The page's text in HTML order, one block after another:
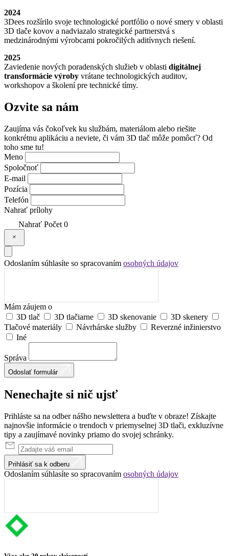
2024
3Dees rozšírilo svoje technologické portfólio o nové smery v oblasti
3D tlače kovov a nadviazalo strategické partnerstvá s
medzinárodnými výrobcami pokročilých aditívnych riešení.
2025
Zaviedenie nových poradenských služieb v oblasti digitálnej
transformácie výroby vrátane technologických auditov,
workshopov a školení pre technické tímy.
Ozvite sa nám
Zaujíma vás čokoľvek ku službám, materiálom alebo riešite
konkrétnu aplikáciu a neviete, či vám 3D tlač môže pomôcť? Od
toho sme tu!
Meno
Spoločnoť
E-mail
Pozícia
Telefón
Nahrať prílohy
Nahrať Počet 0
Odoslaním súhlasíte so spracovaním osobných údajov
Mám záujem o
3D tlač
3D tlačiarne 3D skenovanie
3D skenery
Tlačové materiály
Návrhárske služby
Reverzné inžinierstvo
Iné
Správa
Odoslať formulár
Nenechajte si nič ujsť
Prihláste sa na odber nášho newslettera a buďte v obraze! Získajte
najnovšie informácie o trendoch v priemyselnej 3D tlači, exkluzívne
tipy a zaujímavé novinky priamo do svojej schránky.
Prihlásiť sa k odberu
Odoslaním súhlasíte so spracovaním osobných údajov